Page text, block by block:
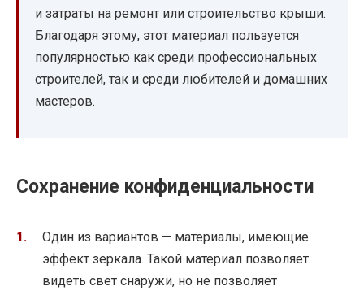
и затраты на ремонт или строительство крыши.
Благодаря этому, этот материал пользуется
популярностью как среди профессиональных
строителей, так и среди любителей и домашних
мастеров.
Сохранение конфиденциальности
Один из вариантов — материалы, имеющие
эффект зеркала. Такой материал позволяет
видеть свет снаружи, но не позволяет